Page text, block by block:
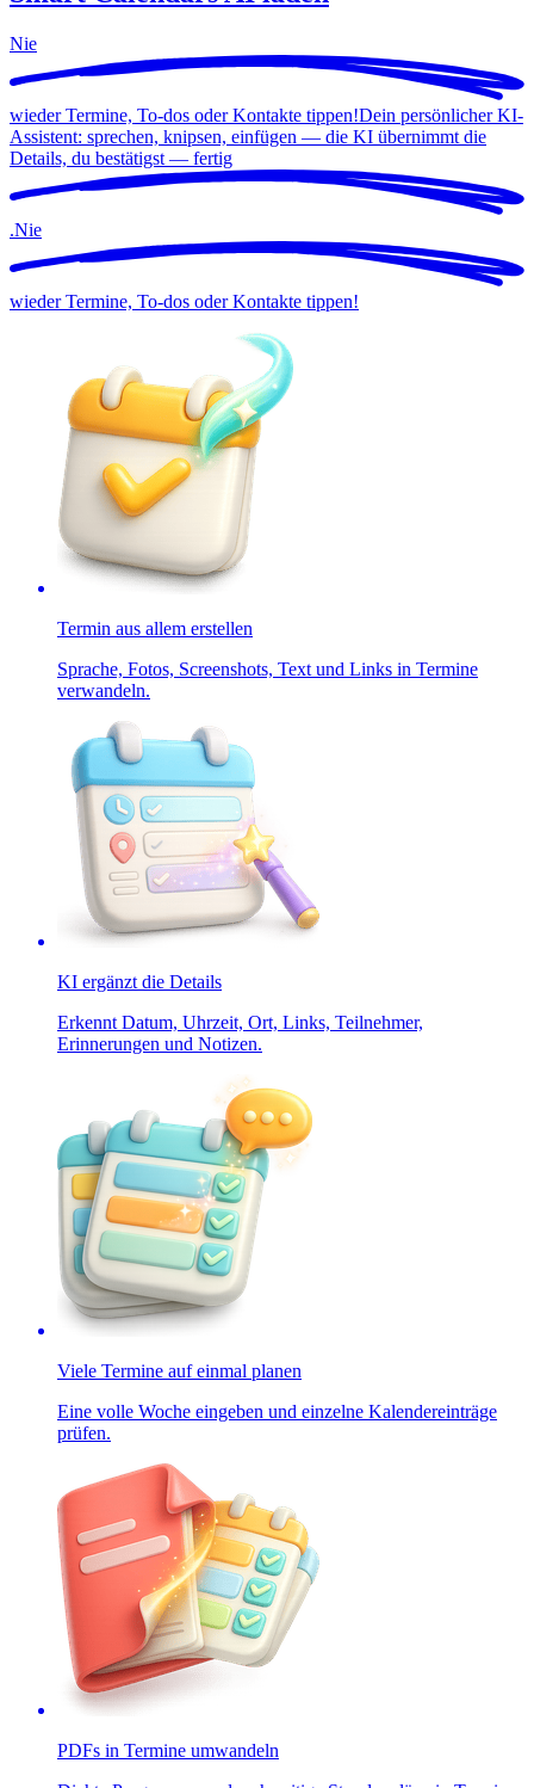
Nie
wieder Termine, To-dos oder Kontakte tippen!Dein persönlicher KI-
Assistent: sprechen, knipsen, einfügen — die KI übernimmt die
Details, du bestätigst — fertig
.Nie
wieder Termine, To-dos oder Kontakte tippen!
Termin aus allem erstellen
Sprache, Fotos, Screenshots, Text und Links in Termine
verwandeln.
KI ergänzt die Details
Erkennt Datum, Uhrzeit, Ort, Links, Teilnehmer,
Erinnerungen und Notizen.
Viele Termine auf einmal planen
Eine volle Woche eingeben und einzelne Kalendereinträge
prüfen.
PDFs in Termine umwandeln